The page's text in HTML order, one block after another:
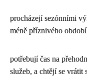
procházejí sezónními
méně příznivého
potřebují čas na
služeb, a chtějí se vrátit